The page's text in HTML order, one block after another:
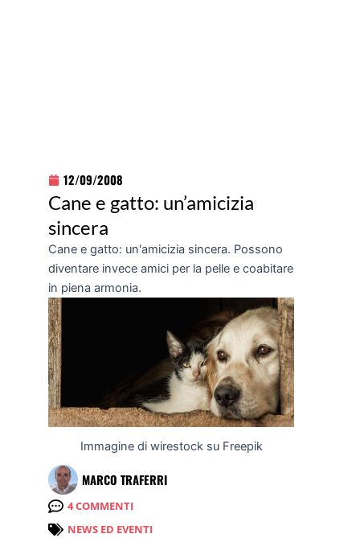
12/09/2008
Cane e gatto: un’amicizia
sincera
Cane e gatto: un'amicizia sincera. Possono
diventare invece amici per la pelle e coabitare
in piena armonia.
Immagine di wirestock su Freepik
MARCO TRAFERRI
4 COMMENTI
NEWS ED EVENTI